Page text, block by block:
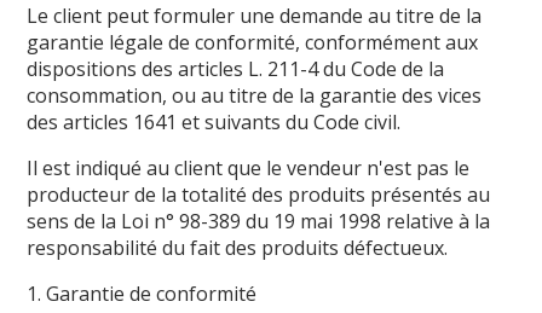
Le client peut formuler une demande au titre de la
garantie légale de conformité, conformément aux
dispositions des articles L. 211-4 du Code de la
consommation, ou au titre de la garantie des vices
des articles 1641 et suivants du Code civil.
Il est indiqué au client que le vendeur n'est pas le
producteur de la totalité des produits présentés au
sens de la Loi n° 98-389 du 19 mai 1998 relative à la
responsabilité du fait des produits défectueux.
1. Garantie de conformité